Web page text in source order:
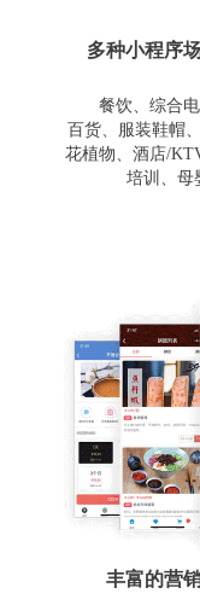
多种小程序
餐饮、综合
百货、服装鞋帽
花植物、酒店/
培训、母
丰富的营